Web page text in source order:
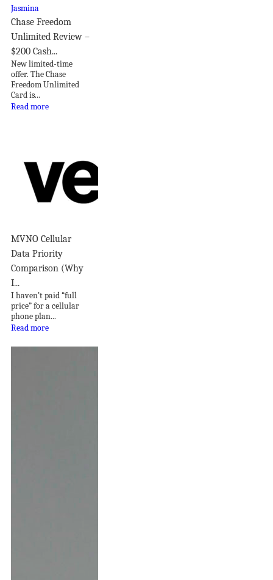
Chase Freedom
Unlimited Review –
$200 Cash...
New limited-time
offer. The Chase
Freedom Unlimited
Card is...
Read more
MVNO Cellular
Data Priority
Comparison (Why
I...
I haven’t paid “full
price” for a cellular
phone plan...
Read more